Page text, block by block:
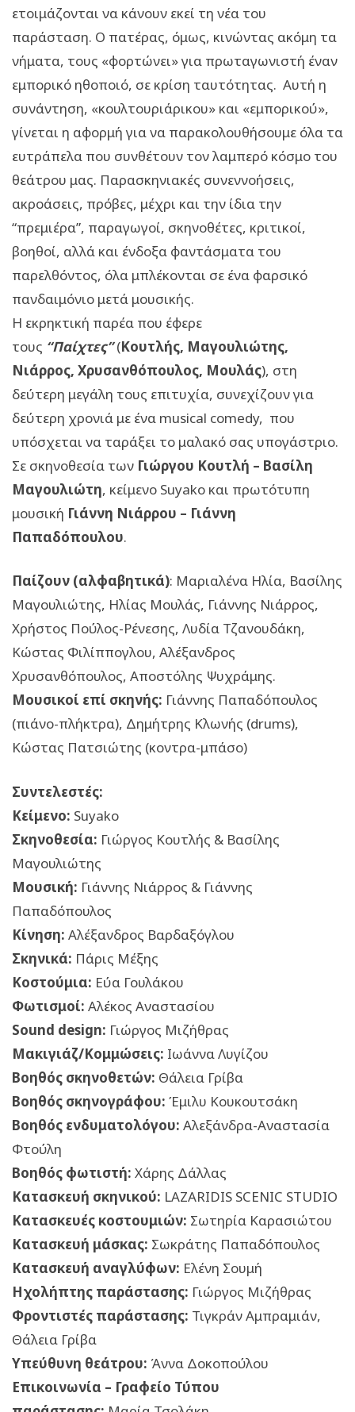
ετοιμάζονται να κάνουν εκεί τη νέα του
παράσταση. Ο πατέρας, όμως, κινώντας ακόμη τα
νήματα, τους «φορτώνει» για πρωταγωνιστή έναν
εμπορικό ηθοποιό, σε κρίση ταυτότητας. Αυτή η
συνάντηση, «κουλτουριάρικου» και «εμπορικού»,
γίνεται η αφορμή για να παρακολουθήσουμε όλα τα
ευτράπελα που συνθέτουν τον λαμπερό κόσμο του
θεάτρου μας. Παρασκηνιακές συνεννοήσεις,
ακροάσεις, πρόβες, μέχρι και την ίδια την
“πρεμιέρα”, παραγωγοί, σκηνοθέτες, κριτικοί,
βοηθοί, αλλά και ένδοξα φαντάσματα του
παρελθόντος, όλα μπλέκονται σε ένα φαρσικό
πανδαιμόνιο μετά μουσικής.
Η εκρηκτική παρέα που έφερε
τους “Παίχτες”(Κουτλής, Μαγουλιώτης,
Νιάρρος, Χρυσανθόπουλος, Μουλάς), στη
δεύτερη μεγάλη τους επιτυχία, συνεχίζουν για
δεύτερη χρονιά με ένα musical comedy, που
υπόσχεται να ταράξει το μαλακό σας υπογάστριο.
Σε σκηνοθεσία των Γιώργου Κουτλή – Βασίλη
Μαγουλιώτη, κείμενο Suyako και πρωτότυπη
μουσική Γιάννη Νιάρρου – Γιάννη
Παπαδόπουλου.
Παίζουν (αλφαβητικά): Μαριαλένα Ηλία, Βασίλης
Μαγουλιώτης, Ηλίας Μουλάς, Γιάννης Νιάρρος,
Χρήστος Πούλος-Ρένεσης, Λυδία Τζανουδάκη,
Κώστας Φιλίππογλου, Αλέξανδρος
Χρυσανθόπουλος, Αποστόλης Ψυχράμης.
Μουσικοί επί σκηνής: Γιάννης Παπαδόπουλος
(πιάνο-πλήκτρα), Δημήτρης Κλωνής (drums),
Κώστας Πατσιώτης (κοντρα-μπάσο)
Συντελεστές:
Κείμενο: Suyako
Σκηνοθεσία: Γιώργος Κουτλής & Βασίλης
Μαγουλιώτης
Μουσική: Γιάννης Νιάρρος & Γιάννης
Παπαδόπουλος
Κίνηση: Αλέξανδρος Βαρδαξόγλου
Σκηνικά: Πάρις Μέξης
Κοστούμια: Εύα Γουλάκου
Φωτισμοί: Αλέκος Αναστασίου
Sound design: Γιώργος Μιζήθρας
Μακιγιάζ/Κομμώσεις: Ιωάννα Λυγίζου
Βοηθός σκηνοθετών: Θάλεια Γρίβα
Βοηθός σκηνογράφου: Έμιλυ Κουκουτσάκη
Βοηθός ενδυματολόγου: Αλεξάνδρα-Αναστασία
Φτούλη
Βοηθός φωτιστή: Χάρης Δάλλας
Κατασκευή σκηνικού: LAZARIDIS SCENIC STUDIO
Κατασκευές κοστουμιών: Σωτηρία Καρασιώτου
Κατασκευή μάσκας: Σωκράτης Παπαδόπουλος
Κατασκευή αναγλύφων: Ελένη Σουμή
Ηχολήπτης παράστασης: Γιώργος Μιζήθρας
Φροντιστές παράστασης: Τιγκράν Αμπραμιάν,
Θάλεια Γρίβα
Υπεύθυνη θεάτρου: Άννα Δοκοπούλου
Επικοινωνία – Γραφείο Τύπου